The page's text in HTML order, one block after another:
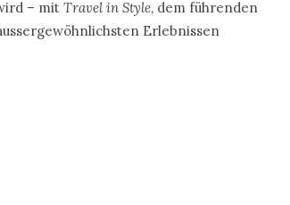
– mit Travel in Style, dem führenden
Erlebnissen